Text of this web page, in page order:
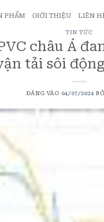
PHẨM GIỚI THIỆU LIÊN
TIN TỨC
châu Á
tải sôi
ĐĂNG VÀO 04/07/2024